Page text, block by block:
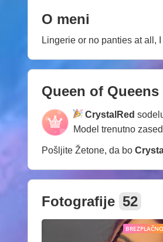
O meni
Lingerie or no panties at all,
Queen of Queens
CrystalRed
Model trenutno
Pošljite Žetone, da bo
Fotografije 52
BREZPLAČNO